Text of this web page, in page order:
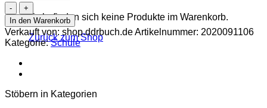
Es befinden sich keine Produkte im Warenkorb.
Zurück zum Shop
Arbeitsheft
Chemie
plus
Gymnasium
Klasse
7
Sachsen
In den Warenkorb
Verkauft von: shop.ddrbuch.deArtikelnummer: 2020091106
Kategorie:Schule
Stöbern in Kategorien